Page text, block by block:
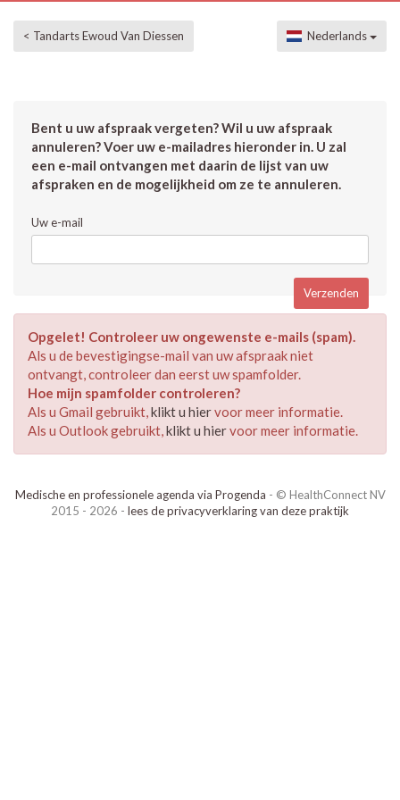
< Tandarts Ewoud Van Diessen Nederlands
Bent u uw afspraak vergeten? Wil u uw afspraak
annuleren? Voer uw e-mailadres hieronder in. U zal
een e-mail ontvangen met daarin de lijst van uw
afspraken en de mogelijkheid om ze te annuleren.
Uw e-mail
Opgelet! Controleer uw ongewenste e-mails (spam).
Als u de bevestigingse-mail van uw afspraak niet
ontvangt, controleer dan eerst uw spamfolder.
Hoe mijn spamfolder controleren?
Als u Gmail gebruikt,klikt u hiervoor meer informatie.
Als u Outlook gebruikt,klikt u hiervoor meer informatie.
Medische en professionele agenda via Progenda - © HealthConnect NV
2015 - 2026 - lees de privacyverklaring van deze praktijk